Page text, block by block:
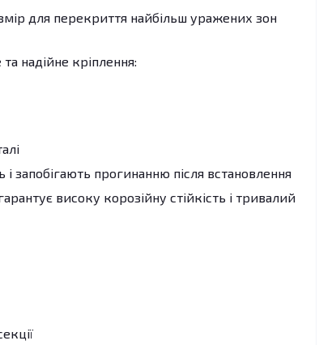
для перекриття найбільш уражених зон
надійне кріплення:
запобігають прогинанню після встановлення
високу корозійну стійкість і тривалий